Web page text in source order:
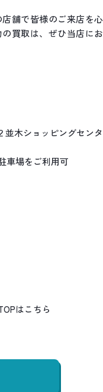
舗で皆様のご来店を心
買取は、ぜひ当店にお
並木ショッピングセンタ
車場をご利用可
はこちら